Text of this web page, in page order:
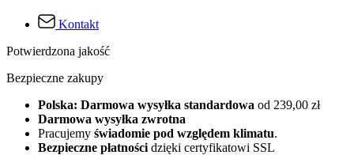
Kontakt
Potwierdzona jakość
Bezpieczne zakupy
Polska: Darmowa wysyłka standardowa od 239,00 zł
Darmowa wysyłka zwrotna
Pracujemy świadomie pod względem klimatu.
Bezpieczne płatności dzięki certyfikatowi SSL